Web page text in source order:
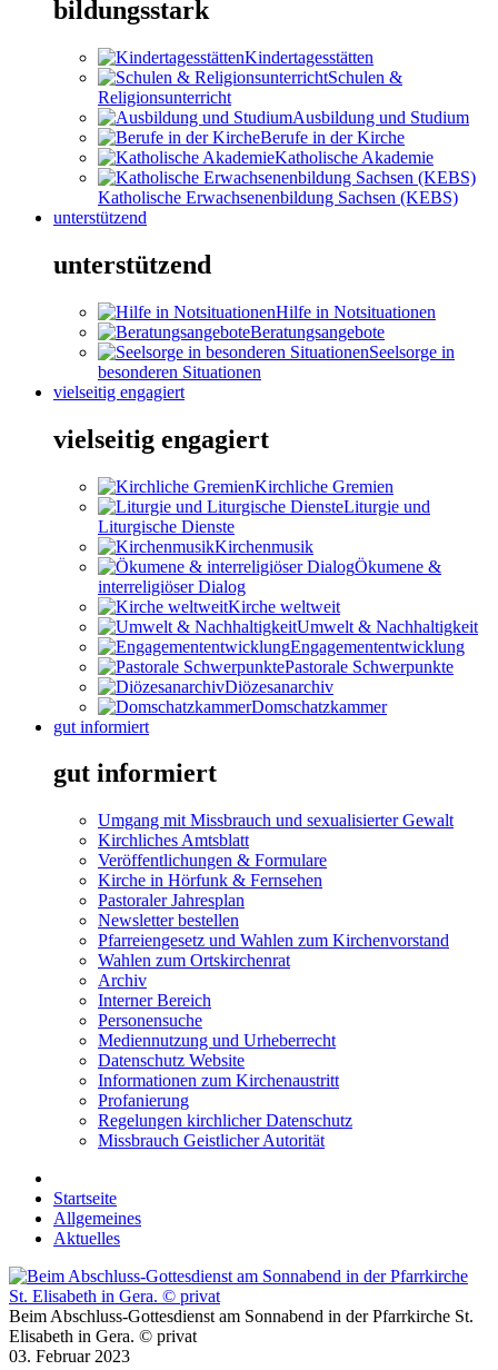
bildungsstark
Kindertagesstätten
Schulen &
Religionsunterricht
Ausbildung und Studium
Berufe in der Kirche
Katholische Akademie
Katholische Erwachsenenbildung Sachsen (KEBS)
unterstützend
unterstützend
Hilfe in Notsituationen
Beratungsangebote
Seelsorge in
besonderen Situationen
vielseitig engagiert
vielseitig engagiert
Kirchliche Gremien
Liturgie und
Liturgische Dienste
Kirchenmusik
Ökumene &
interreligiöser Dialog
Kirche weltweit
Umwelt & Nachhaltigkeit
Engagemententwicklung
Pastorale Schwerpunkte
Diözesanarchiv
Domschatzkammer
gut informiert
gut informiert
Umgang mit Missbrauch und sexualisierter Gewalt
Kirchliches Amtsblatt
Veröffentlichungen & Formulare
Kirche in Hörfunk & Fernsehen
Pastoraler Jahresplan
Newsletter bestellen
Pfarreiengesetz und Wahlen zum Kirchenvorstand
Wahlen zum Ortskirchenrat
Archiv
Interner Bereich
Personensuche
Mediennutzung und Urheberrecht
Datenschutz Website
Informationen zum Kirchenaustritt
Profanierung
Regelungen kirchlicher Datenschutz
Missbrauch Geistlicher Autorität
Startseite
Allgemeines
Aktuelles
Beim Abschluss-Gottesdienst am Sonnabend in der Pfarrkirche St.
Elisabeth in Gera. © privat
03. Februar 2023